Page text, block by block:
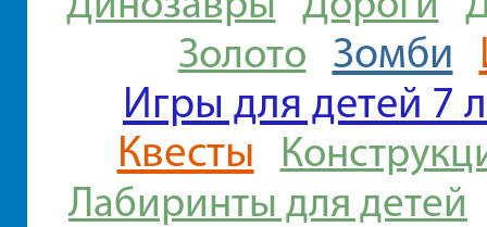
Золото Зомби
Игры для детей 7
Квесты
Лабиринты для детей